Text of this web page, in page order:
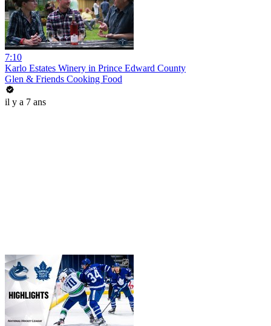
7:10
Karlo Estates Winery in Prince Edward County
Glen & Friends Cooking Food
il y a 7 ans